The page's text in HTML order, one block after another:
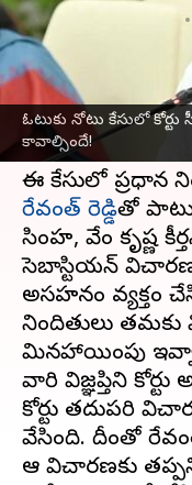
ఓటుకు నోటు కేసులో
కావాల్సిందే!
వ్రాసిన వారు
ఈ వార్తాకథనం ఏంటి
నాంపల్లికోర్టులో
విచారణ జరిగింది.
ఈ కేసులో ప్రధాన
రేవంత్ రెడ్డితో
సింహ, వేం కృష్ణ
సెబాస్టియన్
అసహనం వ్యక్తం
నిందితులు
మినహాయింపు
వారి విజ్ఞప్తిని కోర్టు
కోర్టు తదుపరి
వేసింది. దీంతో
ఆ విచారణకు